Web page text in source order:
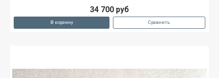
34 700 руб
В корзину Сравнить